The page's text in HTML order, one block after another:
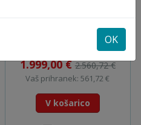
1.999,00 €2.560,72 €
Vaš prihranek: 561,72 €
V košarico
OK